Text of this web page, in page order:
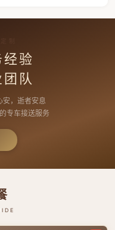
制
验
队
安，逝者安息
专车接送服务